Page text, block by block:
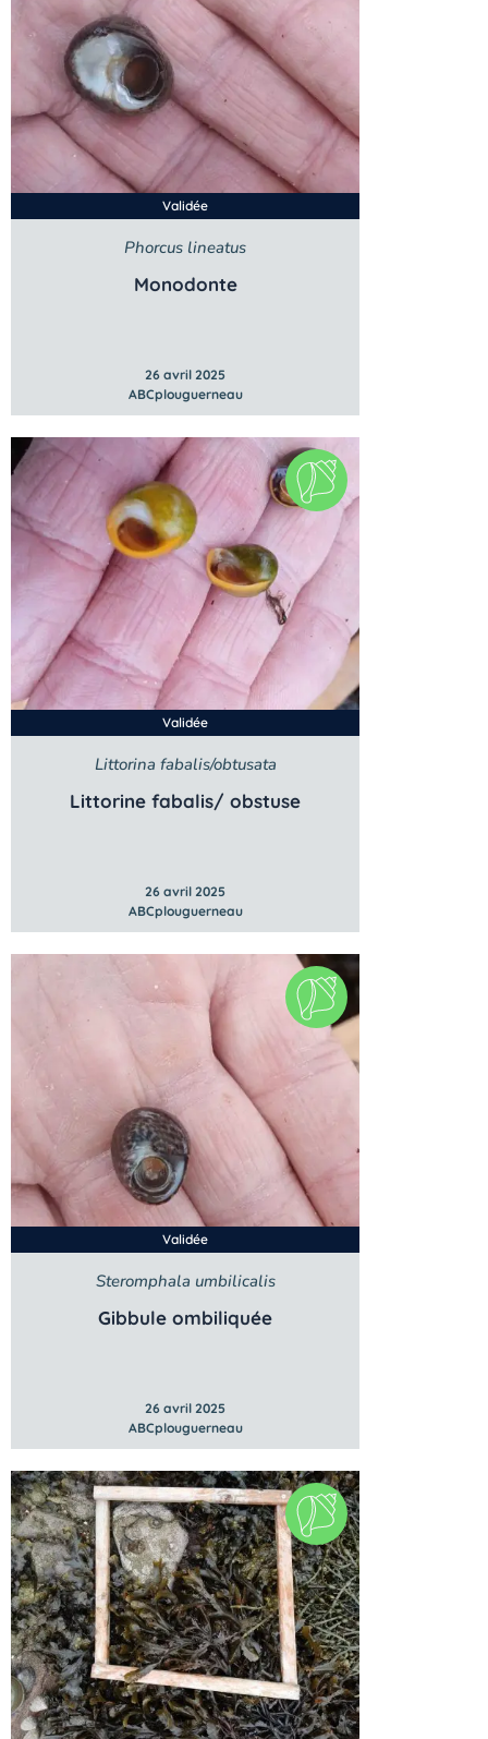
Validée
Phorcus lineatus
Monodonte
26 avril 2025
ABCplouguerneau
Validée
Littorina fabalis/obtusata
Littorine fabalis/ obstuse
26 avril 2025
ABCplouguerneau
Validée
Steromphala umbilicalis
Gibbule ombiliquée
26 avril 2025
ABCplouguerneau